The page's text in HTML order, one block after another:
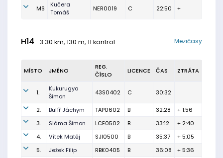
MS
Kučera
Tomáš
NER0019 C 22:50 +
H14 3.30 km, 130 m, 11 kontrol Mezičasy
MÍSTO JMÉNO
REG.
ČÍSLO
LICENCE ČAS ZTRÁTA
1.
Kukurugya
Šimon
43S0402 C 30:32
2. Bulíř Jáchym TAP0602 B 32:28
+ 1:56
3.
Sláma Šimon LCE0502 B 33:12
+ 2:40
4.
Vítek Matěj SJI0500 B 35:37
+ 5:05
5.
Ježek Filip RBK0405 B 36:08
+ 5:36